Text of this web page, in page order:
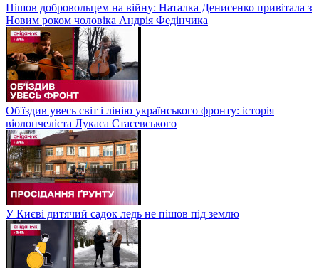
Пішов добровольцем на війну: Наталка Денисенко привітала з
Новим роком чоловіка Андрія Федінчика
Об'їздив увесь світ і лінію українського фронту: історія
віолончеліста Лукаса Стасевського
У Києві дитячий садок ледь не пішов під землю